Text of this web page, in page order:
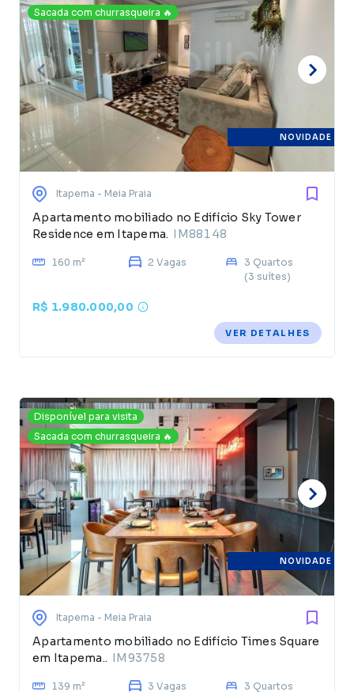
Sacada com churrasqueira 🔥
NOVIDADE
Itapema - Meia Praia
Apartamento mobiliado no Edifício Sky Tower
Residence em Itapema. IM88148
160 m² 2 Vagas
3 Quartos
(3 suítes)
R$ 1.980.000,00
VER DETALHES
Disponível para visita
Sacada com churrasqueira 🔥
NOVIDADE
Itapema - Meia Praia
Apartamento mobiliado no Edifício Times Square
em Itapema.. IM93758
139 m² 3 Vagas 3 Quartos